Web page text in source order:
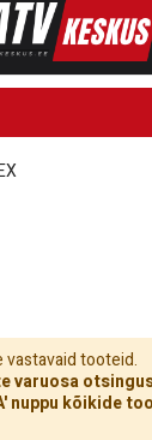
vastavaid tooteid.
varuosa
nuppu kõikide